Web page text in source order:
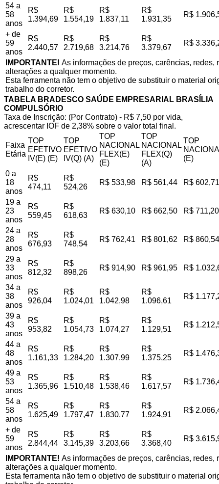
54 a
58
anos
R$
1.394,69
R$
1.554,19
R$
1.837,11
R$
1.931,35
R$
+ de
59
anos
R$
2.440,57
R$
2.719,68
R$
3.214,76
R$
3.379,67
R$
IMPORTANTE! As informações de preços, carências,
alterações a qualquer momento.
Esta ferramenta não tem o objetivo de substituir o material
trabalho do corretor.
TABELA BRADESCO SAÚDE EMPRESARIAL BRASÍLIA
COMPULSÓRIO
Taxa de Inscrição: (Por Contrato) - R$ 7,50 por vida,
acrescentar IOF de 2,38% sobre o valor total final.
Faixa
Etária
TOP
EFETIVO
IV(E) (E)
TOP
EFETIVO
IV(Q) (A)
TOP
NACIONAL
FLEX(E)
(E)
TOP
NACIONAL
FLEX(Q)
(A)
TOP
(E)
0 a
18
anos
R$
474,11
R$
524,26
R$ 533,98 R$ 561,44 R$ 602,71
19 a
23
anos
R$
559,45
R$
618,63
R$ 630,10 R$ 662,50 R$ 711,20
24 a
28
anos
R$
676,93
R$
748,54
R$ 762,41 R$ 801,62 R$ 860,54
29 a
33
anos
R$
812,32
R$
898,26
R$ 914,90 R$ 961,95 R$
34 a
38
anos
R$
926,04
R$
1.024,01
R$
1.042,98
R$
1.096,61
R$
39 a
43
anos
R$
953,82
R$
1.054,73
R$
1.074,27
R$
1.129,51
R$
44 a
48
anos
R$
1.161,33
R$
1.284,20
R$
1.307,99
R$
1.375,25
R$
49 a
53
anos
R$
1.365,96
R$
1.510,48
R$
1.538,46
R$
1.617,57
R$
54 a
58
anos
R$
1.625,49
R$
1.797,47
R$
1.830,77
R$
1.924,91
R$
+ de
59
anos
R$
2.844,44
R$
3.145,39
R$
3.203,66
R$
3.368,40
R$
IMPORTANTE! As informações de preços, carências,
alterações a qualquer momento.
Esta ferramenta não tem o objetivo de substituir o material